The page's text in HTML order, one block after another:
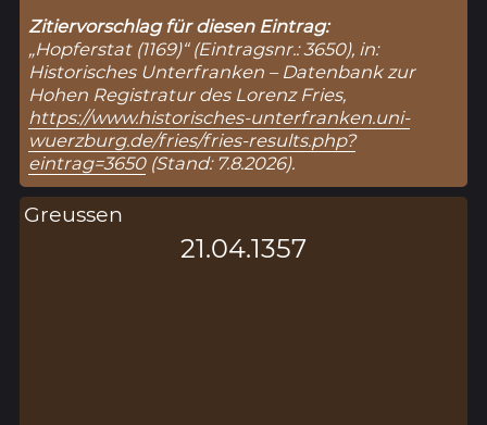
Zitiervorschlag für diesen Eintrag:
„Hopferstat (1169)“ (Eintragsnr.: 3650), in:
Historisches Unterfranken – Datenbank zur
Hohen Registratur des Lorenz Fries,
https://www.historisches-unterfranken.uni-
wuerzburg.de/fries/fries-results.php?
eintrag=3650(Stand: 7.8.2026).
Greussen
21.04.1357